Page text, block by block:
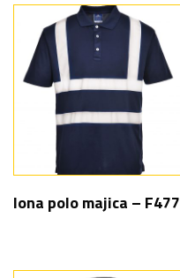
Iona polo majica – F477